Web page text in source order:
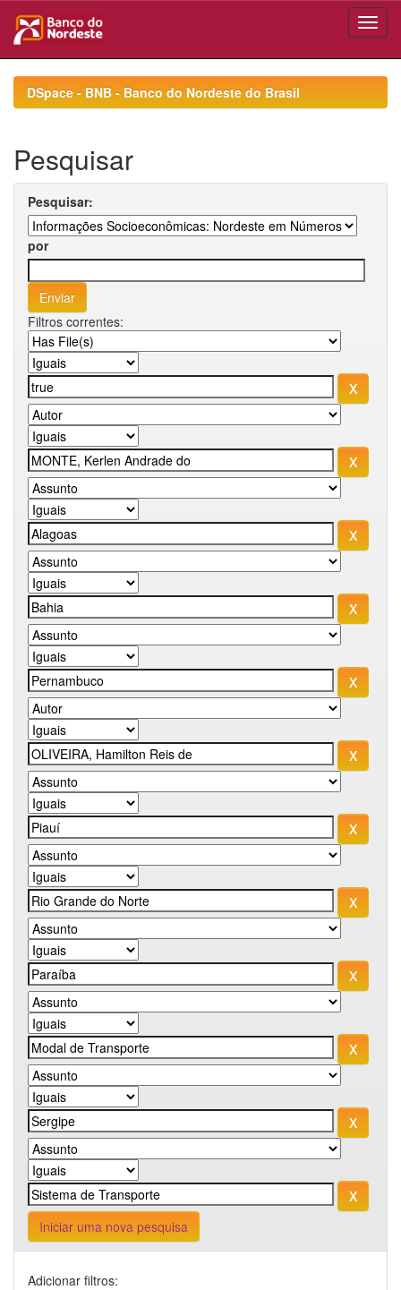
navigationDSpace - BNB - Banco do Nordeste do Brasil
Pesquisar
Pesquisar:
por
Filtros correntes:
Iniciar uma nova pesquisa
Adicionar filtros: